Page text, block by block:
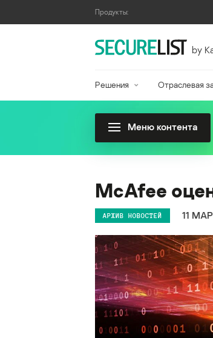
Продукты:
by
Решения Отраслевая
Меню контента
McAfee
АРХИВ НОВОСТЕЙ 11